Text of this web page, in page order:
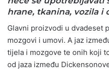
hrane, tkanina, vozila i
Glavni proizvodi u dvadeset
mozgovi i umovi. A jaz
tijela i mozgove te onih koji
od jaza između